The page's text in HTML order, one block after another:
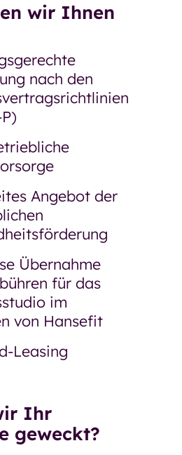
wir Ihnen
nach den
Angebot der
Übernahme
für das
im
von Hansefit
Leasing
Ihr
geweckt?